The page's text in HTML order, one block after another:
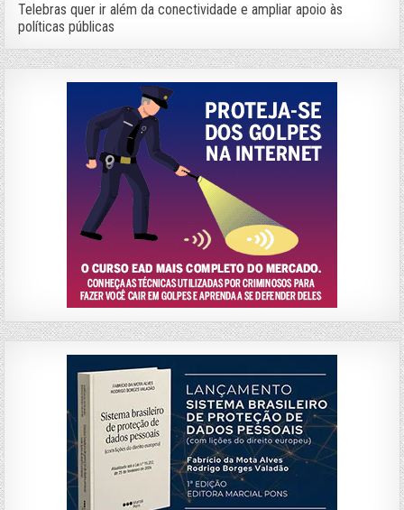
Telebras quer ir além da conectividade e ampliar apoio às
políticas públicas